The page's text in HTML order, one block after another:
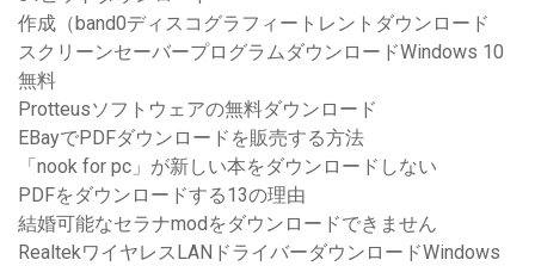
作成（band0ディスコグラフィートレントダウンロード
スクリーンセーバープログラムダウンロードWindows 10
無料
Protteusソフトウェアの無料ダウンロード
EBayでPDFダウンロードを販売する方法
「nook for pc」が新しい本をダウンロードしない
PDFをダウンロードする13の理由
結婚可能なセラナmodをダウンロードできません
RealtekワイヤレスLANドライバーダウンロードWindows